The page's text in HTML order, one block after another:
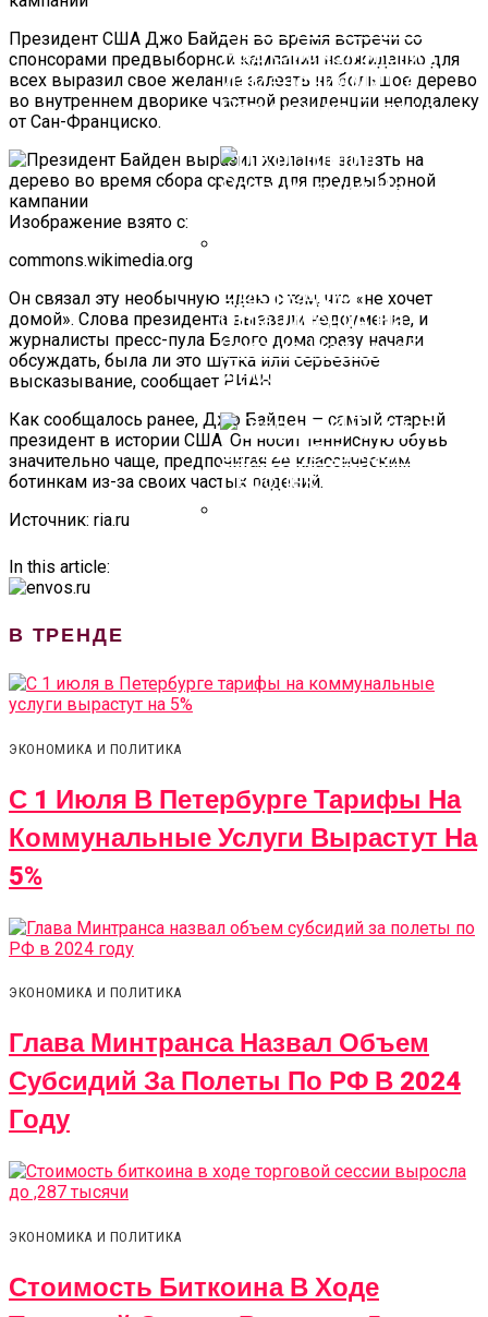
Над Фискальными
Изменениями По
Поручению Путина
ЦБ Продлил
Ограничения На
Снятие Наличной
Иностранной Валюты
Президент США Джо Байден во время встречи со
спонсорами предвыборной кампании неожиданно для
всех выразил свое желание залезть на большое дерево
во внутреннем дворике частной резиденции неподалеку
от Сан-Франциско.
Изображение взято с:
commons.wikimedia.org
Он связал эту необычную идею с тем, что «не хочет
домой». Слова президента вызвали недоумение, и
журналисты пресс-пула Белого дома сразу начали
обсуждать, была ли это шутка или серьезное
высказывание, сообщает РИАН.
Как сообщалось ранее, Джо Байден — самый старый
президент в истории США. Он носит теннисную обувь
значительно чаще, предпочитая ее классическим
ботинкам из-за своих частых падений.
Источник: ria.ru
In this article:
В ТРЕНДЕ
ЭКОНОМИКА И ПОЛИТИКА
С 1 Июля В Петербурге Тарифы На
Коммунальные Услуги Вырастут На
5%
ЭКОНОМИКА И ПОЛИТИКА
Глава Минтранса Назвал Объем
Субсидий За Полеты По РФ В 2024
Году
ЭКОНОМИКА И ПОЛИТИКА
Стоимость Биткоина В Ходе